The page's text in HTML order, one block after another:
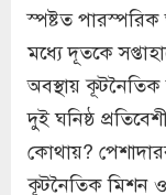
স্পষ্টত পারস্পরিক
মধ্যে দূতকে
অবস্থায় কূটনৈতিক
দুই ঘনিষ্ঠ
কোথায়?
কূটনৈতিক মিশন ও